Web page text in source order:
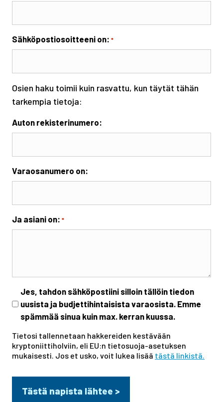
Sähköpostiosoitteeni on: *
Osien haku toimii kuin rasvattu, kun täytät tähän
tarkempia tietoja:
Auton rekisterinumero:
Varaosanumero on:
Ja asiani on: *
Uutiskirje
Jes, tahdon sähköpostiini silloin tällöin tiedon
uusista ja budjettihintaisista varaosista. Emme
spämmää sinua kuin max. kerran kuussa.
Tietosi tallennetaan hakkereiden kestävään
kryptoniittiholviin, eli EU:n tietosuoja-asetuksen
mukaisesti. Jos et usko, voit lukea lisää tästä linkistä.